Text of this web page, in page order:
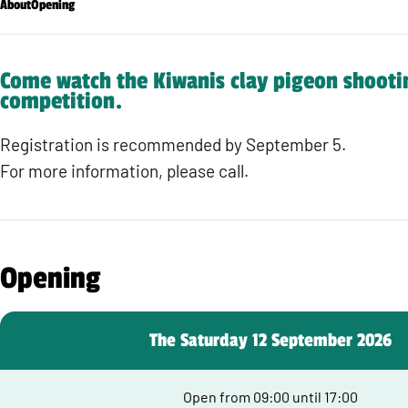
AboutOpening
Come watch the Kiwanis clay pigeon
competition.
Registration is recommended by September 5.
For more information, please call.
Opening
The Saturday 12 September 2026
Open from 09:00 until 17:00